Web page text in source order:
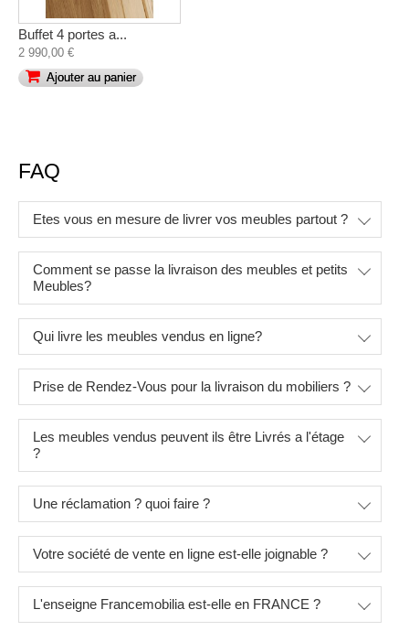
Buffet 4 portes a...
2 990,00 €
Ajouter au panier
FAQ
Etes vous en mesure de livrer vos meubles partout ?
Comment se passe la livraison des meubles et petits
Meubles?
Qui livre les meubles vendus en ligne?
Prise de Rendez-Vous pour la livraison du mobiliers ?
Les meubles vendus peuvent ils être Livrés a l'étage
?
Une réclamation ? quoi faire ?
Votre société de vente en ligne est-elle joignable ?
L'enseigne Francemobilia est-elle en FRANCE ?